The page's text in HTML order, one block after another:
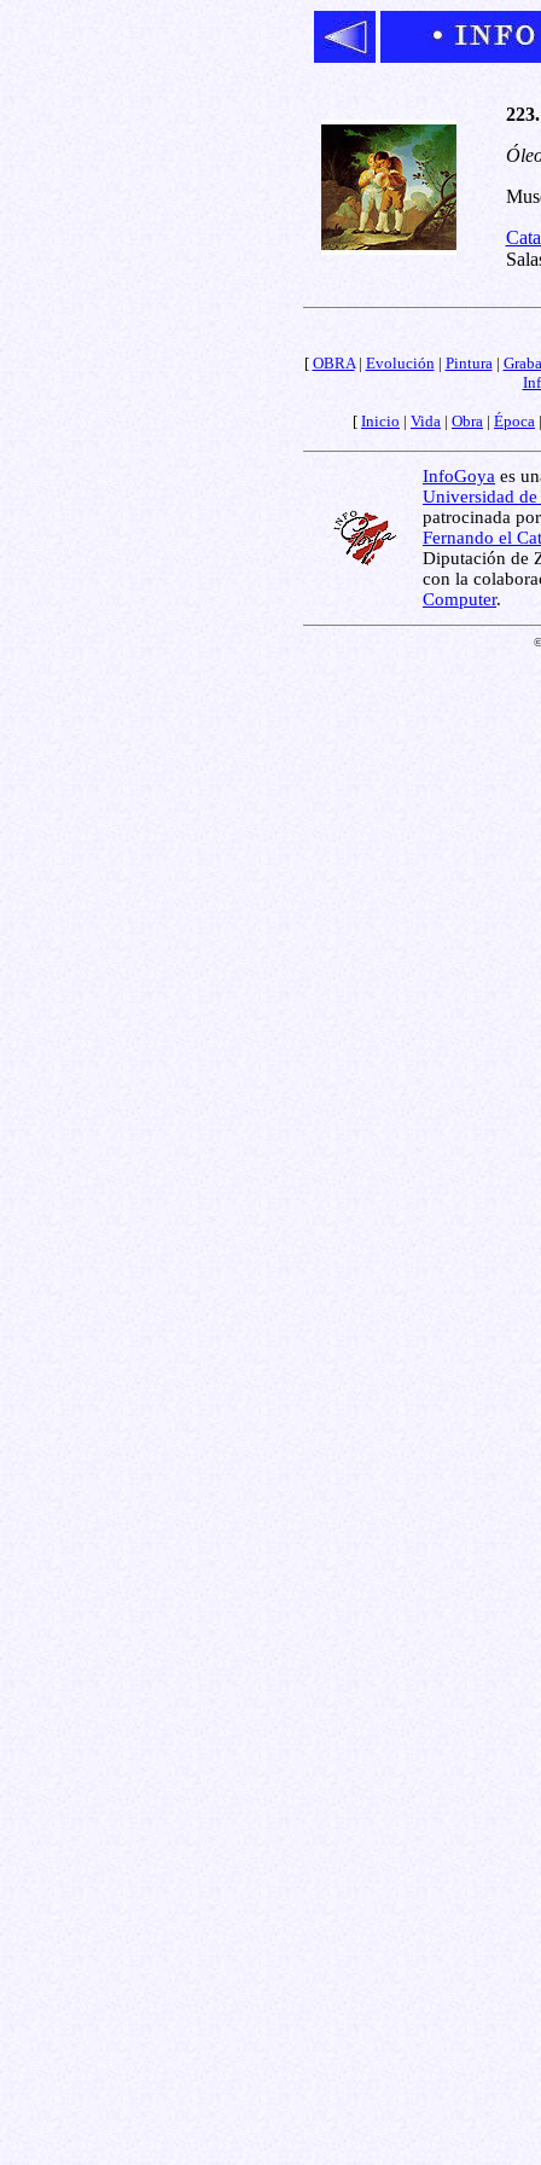
[ OBRA| Evolución| Pintura|
[ Inicio | Vida | Obra | Época
InfoGoya es
Universidad de
patrocinada
Fernando el
Diputación de
con la
Computer.